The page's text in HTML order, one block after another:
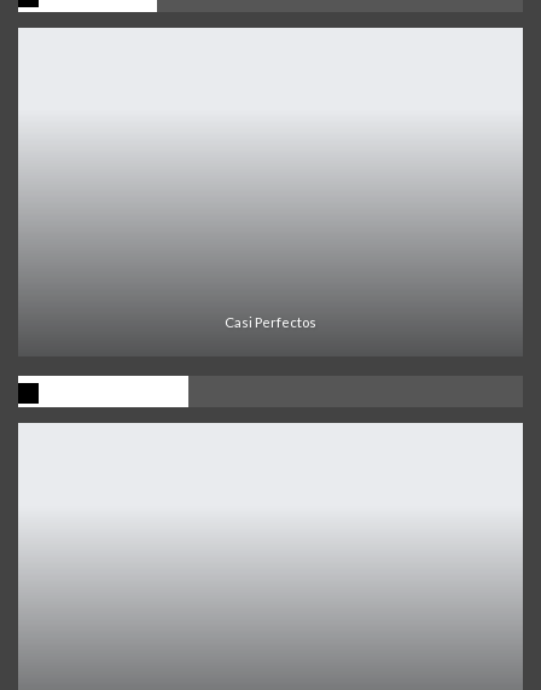
Casi Perfectos